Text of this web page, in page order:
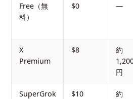
Free（無
料）
$0 —
X
Premium
$8
約
円
SuperGrok
$10
約